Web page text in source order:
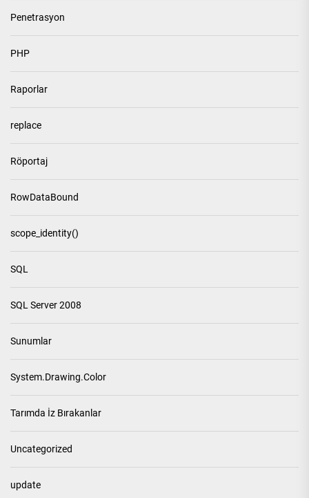
Penetrasyon
PHP
Raporlar
replace
Röportaj
RowDataBound
scope_identity()
SQL
SQL Server 2008
Sunumlar
System.Drawing.Color
Tarımda İz Bırakanlar
Uncategorized
update